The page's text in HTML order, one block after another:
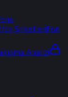
ŞirketleriFon
Analizi